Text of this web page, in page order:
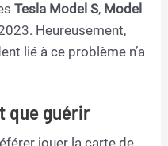
Tesla Model S, Model
Heureusement,
lié à ce problème n’a
que guérir
jouer la carte de